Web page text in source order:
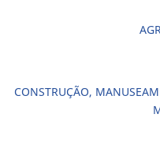
CONSTRUÇÃO,